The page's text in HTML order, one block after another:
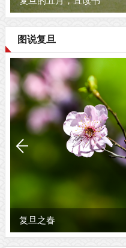
图说复旦
复旦之春